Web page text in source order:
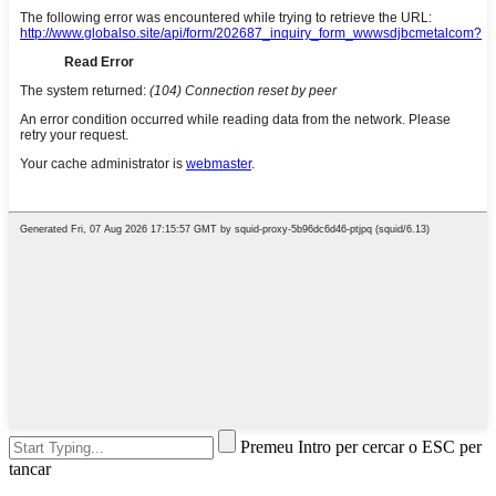
Premeu Intro per cercar o ESC per
tancar